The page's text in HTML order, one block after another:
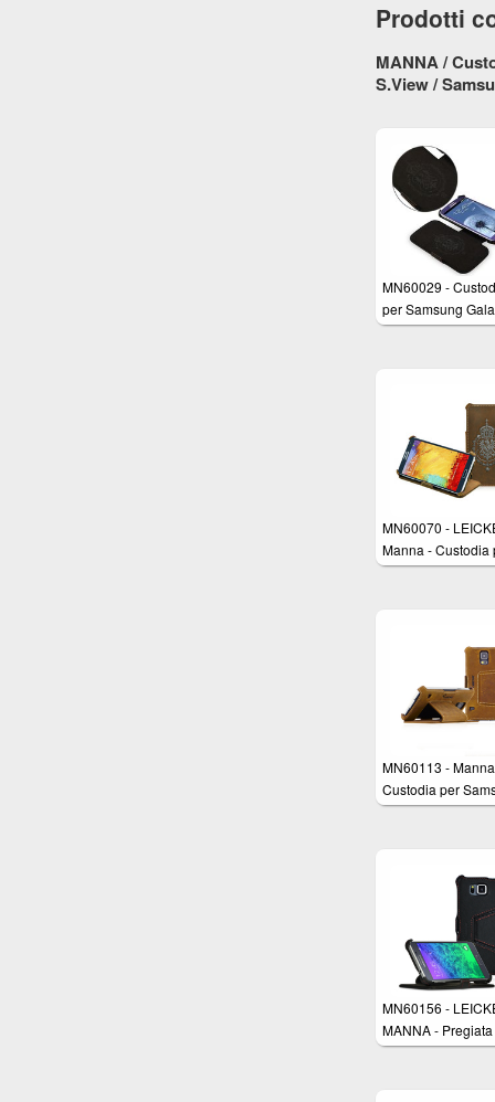
Prodotti
MANNA /
S.View /
MN60029 -
per Samsung
S3-i9300 Ultra
MN60070 -
Manna - Custodia
Samsung Galaxy
cuciture bianche
a mano
MN60113 - Manna
Custodia per
Galaxy S5 in Vero
marrone vellutato
MN60156 -
MANNA - Pregiata
custodia protettiva